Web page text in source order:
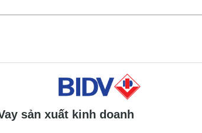
sản xuất kinh doanh